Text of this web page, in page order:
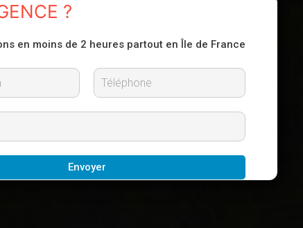
?
en moins de 2 heures partout en Île de France
o
Envoyer